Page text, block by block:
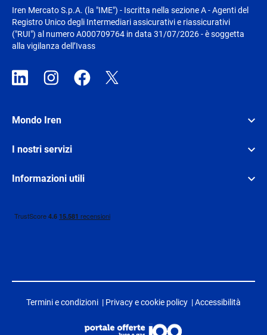
Iren Mercato S.p.A. (la "IME") - Iscritta nella sezione A - Agenti del
Registro Unico degli Intermediari assicurativi e riassicurativi
("RUI") al numero A000709764 in data 31/07/2026 - è soggetta
alla vigilanza dell’Ivass
Mondo Iren
I nostri servizi
Informazioni utili
Termini e condizioni | Privacy e cookie policy |Accessibilità